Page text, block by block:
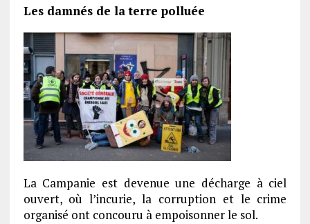
Les damnés de la terre polluée
La Campanie est devenue une décharge à ciel
ouvert, où l’incurie, la corruption et le crime
organisé ont concouru à empoisonner le sol.